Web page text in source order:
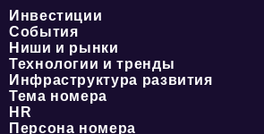
Инвестиции
События
Ниши и рынки
Технологии и тренды
Инфраструктура развития
Тема номера
HR
Персона номера